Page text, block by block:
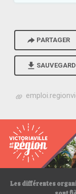
PARTAGER
h
p
s
:
/
/
Les différentes